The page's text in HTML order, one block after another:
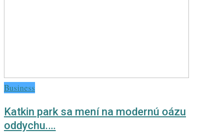
Business
Katkin park sa mení na modernú oázu
oddychu.…